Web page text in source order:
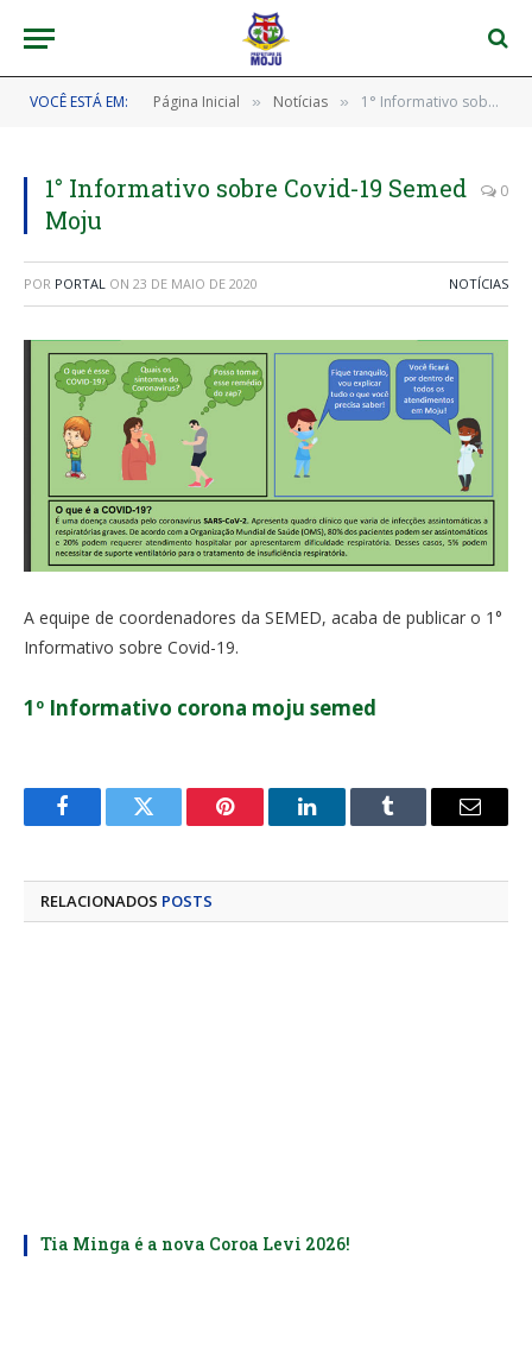
VOCÊ ESTÁ EM: Página Inicial » Notícias » 1° Informativo sobre Covid-19 Semed Moju
1° Informativo sobre Covid-19 Semed
Moju
0
POR PORTAL ON 23 DE MAIO DE 2020 NOTÍCIAS
A equipe de coordenadores da SEMED, acaba de publicar o 1°
Informativo sobre Covid-19.
1º Informativo corona moju semed
FacebookTwitter Pinterest LinkedInTumblr
E-
RELACIONADOS POSTS
Tia Minga é a nova Coroa Levi 2026!